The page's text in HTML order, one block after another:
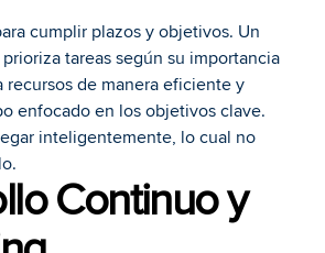
tareas según su importancia
recursos de manera eficiente y
enfocado en los objetivos clave.
inteligentemente, lo cual no
Continuo y